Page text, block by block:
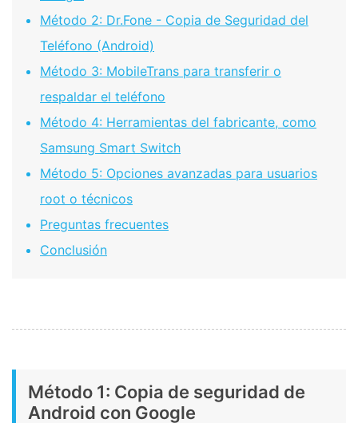
Método 2: Dr.Fone - Copia de Seguridad del
Teléfono (Android)
Método 3: MobileTrans para transferir o
respaldar el teléfono
Método 4: Herramientas del fabricante, como
Samsung Smart Switch
Método 5: Opciones avanzadas para usuarios
root o técnicos
Preguntas frecuentes
Conclusión
Método 1: Copia de seguridad de
Android con Google